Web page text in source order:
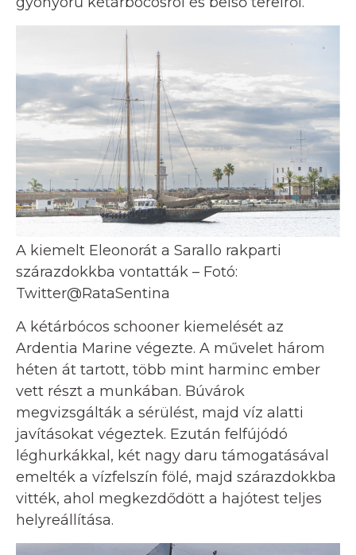
A kiemelt Eleonorát a Sarallo rakparti
szárazdokkba vontatták – Fotó:
Twitter@RataSentina
A kétárbócos schooner kiemelését az
Ardentia Marine végezte. A művelet három
héten át tartott, több mint harminc ember
vett részt a munkában. Búvárok
megvizsgálták a sérülést, majd víz alatti
javításokat végeztek. Ezután felfújódó
léghurkákkal, két nagy daru támogatásával
emelték a vízfelszín fölé, majd szárazdokkba
vitték, ahol megkezdődött a hajótest teljes
helyreállítása.